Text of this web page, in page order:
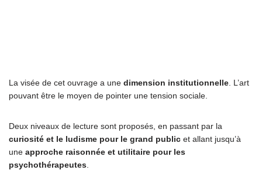
La visée de cet ouvrage a une dimension institutionnelle . L’art
pouvant être le moyen de pointer une tension sociale.
Deux niveaux de lecture sont proposés, en passant par la
curiosité et le ludisme pour le grand public et allant jusqu’à
une approche raisonnée et utilitaire pour les
psychothérapeutes